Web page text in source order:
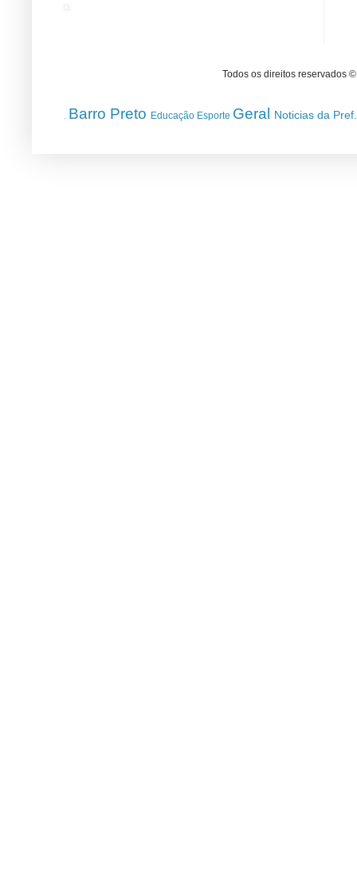
Todos os direitos reservados
Barro Preto Educação Esporte Geral Noticias da